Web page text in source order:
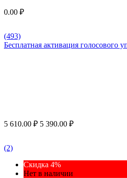
0.00 ₽
(493)
Бесплатная активация голосового
5 610.00 ₽ 5 390.00 ₽
(2)
Скидка 4%
Нет в наличии